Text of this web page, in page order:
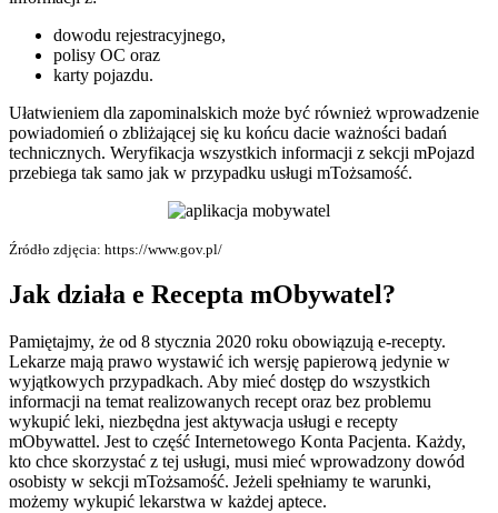
dowodu rejestracyjnego,
polisy OC oraz
karty pojazdu.
Ułatwieniem dla zapominalskich może być również wprowadzenie
powiadomień o zbliżającej się ku końcu dacie ważności badań
technicznych. Weryfikacja wszystkich informacji z sekcji mPojazd
przebiega tak samo jak w przypadku usługi mTożsamość.
Źródło zdjęcia: https://www.gov.pl/
Jak działa e Recepta mObywatel?
Pamiętajmy, że od 8 stycznia 2020 roku obowiązują e-recepty.
Lekarze mają prawo wystawić ich wersję papierową jedynie w
wyjątkowych przypadkach. Aby mieć dostęp do wszystkich
informacji na temat realizowanych recept oraz bez problemu
wykupić leki, niezbędna jest aktywacja usługi e recepty
mObywattel. Jest to część Internetowego Konta Pacjenta. Każdy,
kto chce skorzystać z tej usługi, musi mieć wprowadzony dowód
osobisty w sekcji mTożsamość. Jeżeli spełniamy te warunki,
możemy wykupić lekarstwa w każdej aptece.